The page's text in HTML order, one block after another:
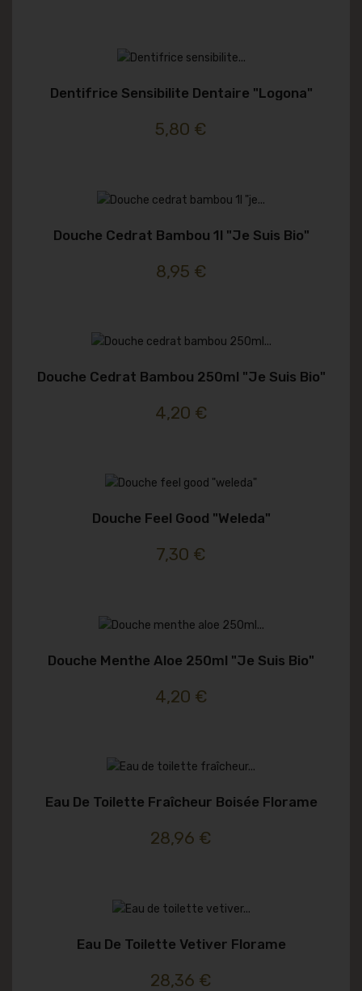
Dentifrice Sensibilite Dentaire "logona"
5,80 €
Douche Cedrat Bambou 1l "je Suis Bio"
8,95 €
Douche Cedrat Bambou 250ml "je Suis Bio"
4,20 €
Douche Feel Good "weleda"
7,30 €
Douche Menthe Aloe 250ml "je Suis Bio"
4,20 €
Eau De Toilette Fraîcheur Boisée Florame
28,96 €
Eau De Toilette Vetiver Florame
28,36 €